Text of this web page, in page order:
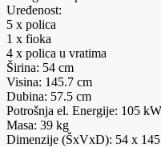
Uređenost:
5 x polica
1 x fioka
4 x polica u vratima
Širina: 54 cm
Visina: 145.7 cm
Dubina: 57.5 cm
Potrošnja el. Energije: 105
Masa: 39 kg
Dimenzije (ŠxVxD): 54 x